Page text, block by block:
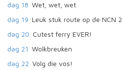
dag 18 Wet, wet, wet
dag 19 Leuk stuk route op de NCN 2
dag 20 Cutest ferry EVER!
dag 21 Wolkbreuken
dag 22 Volg die vos!